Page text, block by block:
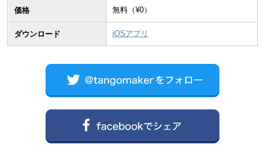
価格 無料（¥0）
ダウンロード iOSアプリ